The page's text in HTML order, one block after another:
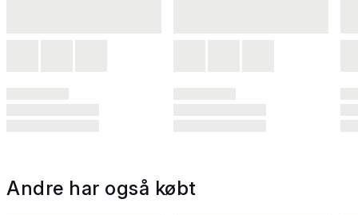
Andre har også købt